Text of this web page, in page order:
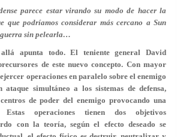
parece estar virando su modo de hacer la
que podríamos considerar más cercano a Sun
guerra sin pelearla…
apunta todo. El teniente general David
de este nuevo concepto. Con mayor
operaciones en paralelo sobre el enemigo
simultáneo a los sistemas de defensa,
de poder del enemigo provocando una
Estas operaciones tienen dos objetivos
con la teoría, según el efecto deseado se